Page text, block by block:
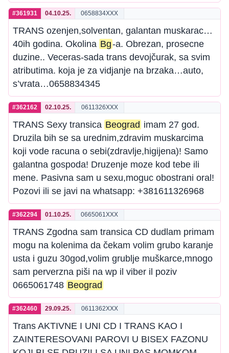
#361931 04.10.25. 0658834XXX
TRANS ozenjen,solventan, galantan muskarac…
40ih godina. Okolina Bg-a. Obrezan, prosecne
duzine.. Veceras-sada trans devojčurak, sa svim
atributima. koja je za vidjanje na brzaka…auto,
s’vrata…0658834345
#362162 02.10.25. 0611326XXX
TRANS Sexy transica Beograd imam 27 god.
Druzila bih se sa urednim,zdravim muskarcima
koji vode racuna o sebi(zdravlje,higijena)! Samo
galantna gospoda! Druzenje moze kod tebe ili
mene. Pasivna sam u sexu,moguc obostrani oral!
Pozovi ili se javi na whatsapp: +381611326968
#362294 01.10.25. 0665061XXX
TRANS Zgodna sam transica CD dudlam primam
mogu na kolenima da čekam volim grubo karanje
usta i guzu 30god,volim grublje muškarce,mnogo
sam perverzna piši na wp il viber il poziv
0665061748 Beograd
#362460 29.09.25. 0611362XXX
Trans AKTIVNE I UNI CD I TRANS KAO I
ZAINTERESOVANI PAROVI U BISEX FAZONU